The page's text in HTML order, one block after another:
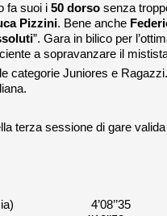
fa suoi i 50 dorso senza
Pizzini. Bene anche
”. Gara in bilico per
a sopravanzare il
categorie Juniores e
terza sessione di gare
4’08’’35